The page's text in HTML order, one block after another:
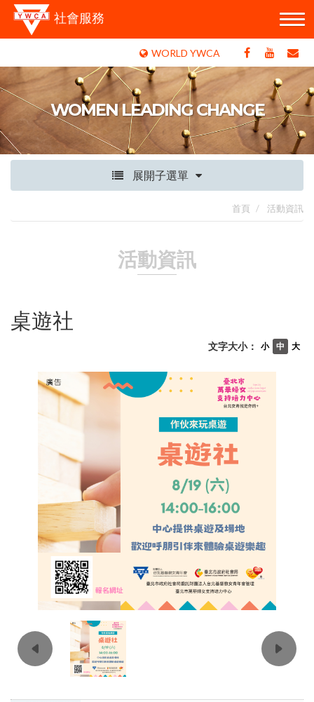
社會服務
WORLD YWCA
WOMEN LEADING CHANGE
展開子選單
首頁 活動資訊
活動資訊
桌遊社
大
中
小
文字大小：